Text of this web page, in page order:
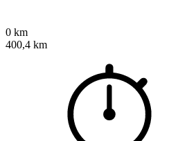
0 km
400,4 km